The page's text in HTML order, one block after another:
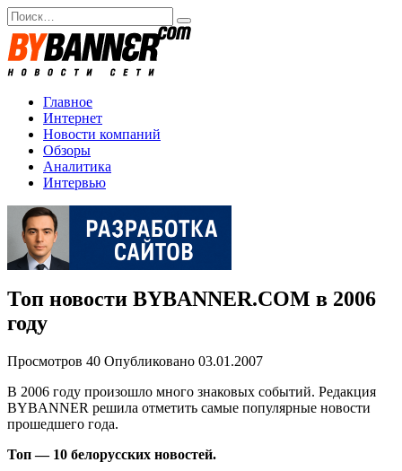
Перейти
к
содержанию
Search
for:
Главное
Интернет
Новости компаний
Обзоры
Аналитика
Интервью
Топ новости BYBANNER.COM в 2006
году
Просмотров 40 Опубликовано 03.01.2007
В 2006 году произошло много знаковых событий. Редакция
BYBANNER решила отметить самые популярные новости
прошедшего года.
Топ — 10 белорусских новостей.